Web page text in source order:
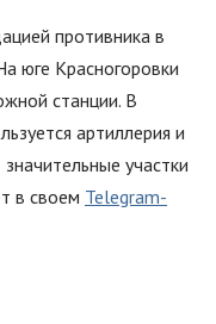
противника в
юге Красногоровки
станции. В
артиллерия и
участки
в своем Telegram-